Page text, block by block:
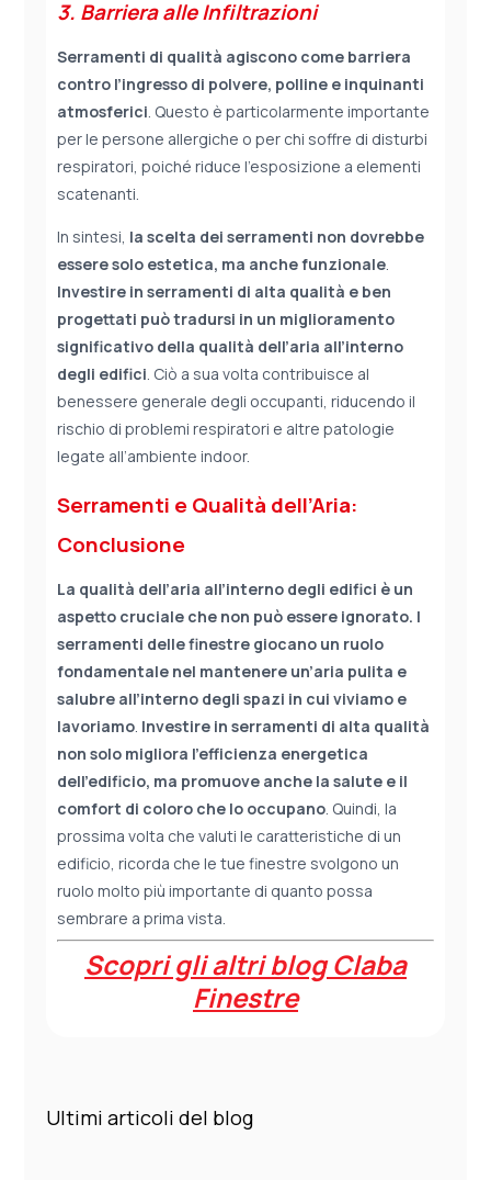
3. Barriera alle Infiltrazioni
Serramenti di qualità agiscono come barriera
contro l’ingresso di polvere, polline e inquinanti
atmosferici. Questo è particolarmente importante
per le persone allergiche o per chi soffre di disturbi
respiratori, poiché riduce l’esposizione a elementi
scatenanti.
In sintesi, la scelta dei serramenti non dovrebbe
essere solo estetica, ma anche funzionale.
Investire in serramenti di alta qualità e ben
progettati può tradursi in un miglioramento
significativo della qualità dell’aria all’interno
degli edifici. Ciò a sua volta contribuisce al
benessere generale degli occupanti, riducendo il
rischio di problemi respiratori e altre patologie
legate all’ambiente indoor.
Serramenti e Qualità dell’Aria:
Conclusione
La qualità dell’aria all’interno degli edifici è un
aspetto cruciale che non può essere ignorato. I
serramenti delle finestre giocano un ruolo
fondamentale nel mantenere un’aria pulita e
salubre all’interno degli spazi in cui viviamo e
lavoriamo. Investire in serramenti di alta qualità
non solo migliora l’efficienza energetica
dell’edificio, ma promuove anche la salute e il
comfort di coloro che lo occupano. Quindi, la
prossima volta che valuti le caratteristiche di un
edificio, ricorda che le tue finestre svolgono un
ruolo molto più importante di quanto possa
sembrare a prima vista.
Scopri gli altri blog Claba
Finestre
Ultimi articoli del blog